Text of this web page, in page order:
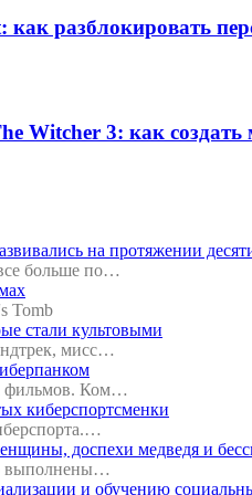
как разблокировать
Witcher 3: как
на протяжении
больше по…
Tomb
стали культовыми
мисс…
фильмов. Ком…
киберспортсменки
доспехи медведя и
выполнены…
и обучению